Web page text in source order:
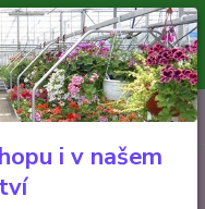
e-shopu je 300 Kč.
a balíček můžete čekat
objednávky. Objednávky
přišly...
0ks
za0 Kč
i v našem